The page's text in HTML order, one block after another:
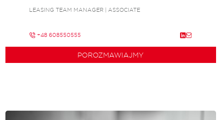
LEASING TEAM MANAGER | ASSOCIATE
+48 608550555
POROZMAWIAJMY